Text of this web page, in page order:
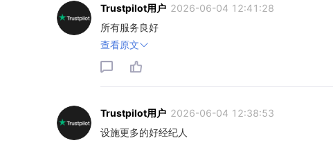
Trustpilot用户 2026-06-04 12:41:28
所有服务良好
查看原文
Trustpilot用户 2026-06-04 12:38:53
设施更多的好经纪人